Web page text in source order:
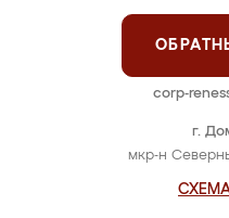
г.
мкр-н
corp-